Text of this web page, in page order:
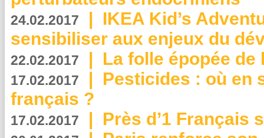
24.02.2017 | IKEA Kid’s
sensibiliser aux enjeux du
22.02.2017 | La folle épopée de
17.02.2017 | Pesticides : où en
français ?
17.02.2017 | Près d’1 Français